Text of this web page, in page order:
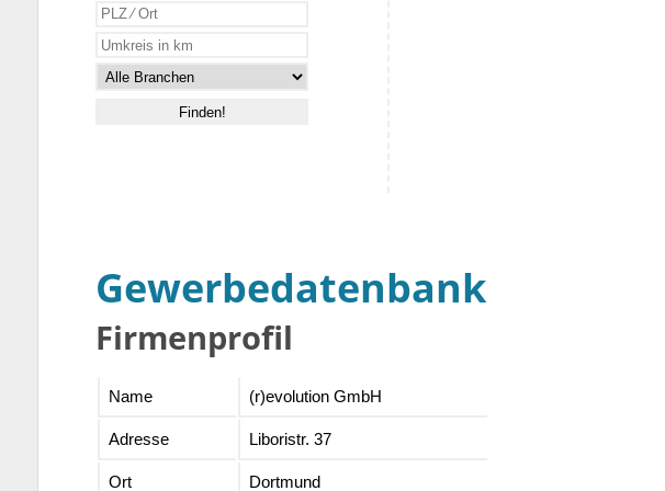
Gewerbedatenbank
Firmenprofil
Name (r)evolution GmbH
Adresse Liboristr. 37
Ort Dortmund